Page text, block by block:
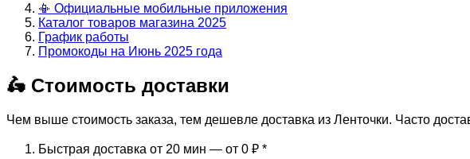
📳 Официальные мобильные приложения
Каталог товаров магазина 2025
График работы
Промокоды на Июнь 2025 года
🛵 Стоимость доставки
Чем выше стоимость заказа, тем дешевле доставка из Ленточки. Часто
Быстрая доставка от 20 мин — от 0 ₽ *